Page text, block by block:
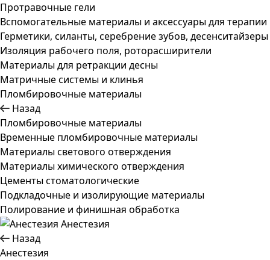
Протравочные гели
Вспомогательные материалы и аксессуары для терапии
Герметики, силанты, серебрение зубов, десенситайзеры
Изоляция рабочего поля, роторасширители
Материалы для ретракции десны
Матричные системы и клинья
Пломбировочные материалы
Назад
Пломбировочные материалы
Временные пломбировочные материалы
Материалы светового отверждения
Материалы химического отверждения
Цементы стоматологические
Подкладочные и изолирующие материалы
Полирование и финишная обработка
Анестезия
Назад
Анестезия